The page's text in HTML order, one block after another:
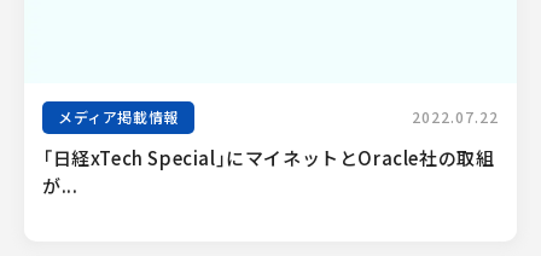
メディア掲載情報 2022.07.22
「日経xTech Special」にマイネットとOracle社の取組
が...